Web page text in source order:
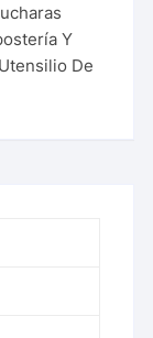
Y
Utensilio De